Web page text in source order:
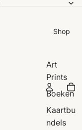
Shop
Art
Prints
Boeken
Kaartbu
ndels